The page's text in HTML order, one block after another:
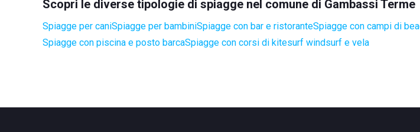
Scopri le diverse tipologie di spiagge nel comune di Gambassi Terme
Spiagge per caniSpiagge per bambiniSpiagge con bar e ristoranteSpiagge con campi di
Spiagge con piscina e posto barcaSpiagge con corsi di kitesurf windsurf e vela